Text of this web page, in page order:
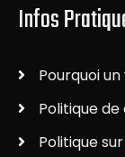
Infos
Pourquoi
Politique
Politique